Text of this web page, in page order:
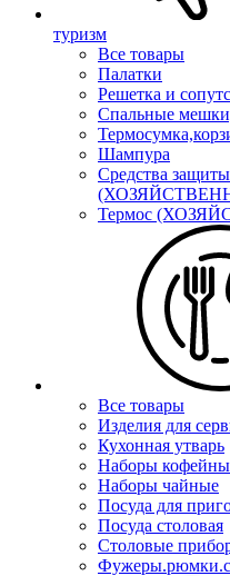
туризм
Все товары
Палатки
Решетка и
Спальные
Шампура
Средства
Термос
Все товары
Изделия для
Кухонная утварь
Наборы
Наборы чайные
Посуда для
Посуда столовая
Столовые